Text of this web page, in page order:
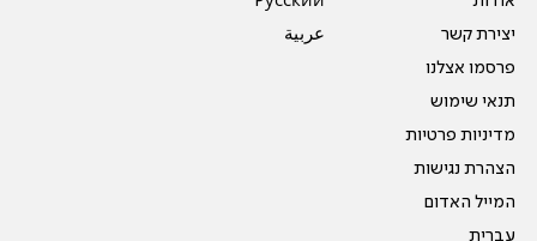
יצירת קשר
פרסמו אצלנו
תנאי שימוש
מדיניות פרטיות
הצהרת נגישות
המייל האדום
עברית
عربية